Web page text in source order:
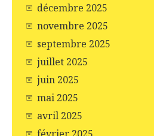
décembre 2025
novembre 2025
septembre 2025
juillet 2025
juin 2025
mai 2025
avril 2025